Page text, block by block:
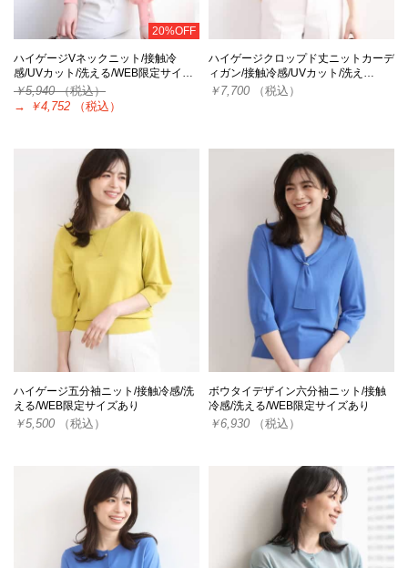
20%OFF
ハイゲージVネックニット/接触冷
感/UVカット/洗える/WEB限定サイ…
￥5,940（税込）
→
￥4,752 （税込）
ハイゲージクロップド丈ニットカーデ
ィガン/接触冷感/UVカット/洗え…
￥7,700 （税込）
ハイゲージ五分袖ニット/接触冷感/洗
える/WEB限定サイズあり
￥5,500 （税込）
ボウタイデザイン六分袖ニット/接触
冷感/洗える/WEB限定サイズあり
￥6,930 （税込）